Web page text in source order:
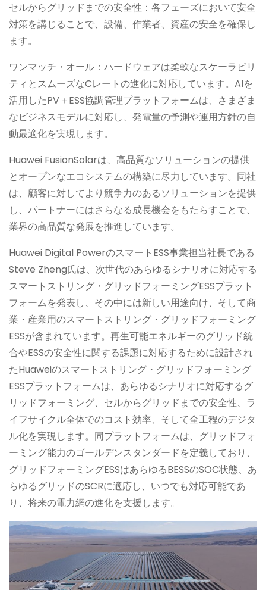
セルからグリッドまでの安全性：各フェーズにおいて安全
対策を講じることで、設備、作業者、資産の安全を確保し
ます。
ワンマッチ・オール：ハードウェアは柔軟なスケーラビリ
ティとスムーズなCレートの進化に対応しています。AIを
活用したPV＋ESS協調管理プラットフォームは、さまざま
なビジネスモデルに対応し、発電量の予測や運用方針の自
動最適化を実現します。
Huawei FusionSolarは、高品質なソリューションの提供
とオープンなエコシステムの構築に尽力しています。同社
は、顧客に対してより競争力のあるソリューションを提供
し、パートナーにはさらなる成長機会をもたらすことで、
業界の高品質な発展を推進しています。
Huawei Digital PowerのスマートESS事業担当社長である
Steve Zheng氏は、次世代のあらゆるシナリオに対応する
スマートストリング・グリッドフォーミングESSプラット
フォームを発表し、その中には新しい用途向け、そして商
業・産業用のスマートストリング・グリッドフォーミング
ESSが含まれています。再生可能エネルギーのグリッド統
合やESSの安全性に関する課題に対応するために設計され
たHuaweiのスマートストリング・グリッドフォーミング
ESSプラットフォームは、あらゆるシナリオに対応するグ
リッドフォーミング、セルからグリッドまでの安全性、ラ
イフサイクル全体でのコスト効率、そして全工程のデジタ
ル化を実現します。同プラットフォームは、グリッドフォ
ーミング能力のゴールデンスタンダードを定義しており、
グリッドフォーミングESSはあらゆるBESSのSOC状態、あ
らゆるグリッドのSCRに適応し、いつでも対応可能であ
り、将来の電力網の進化を支援します。